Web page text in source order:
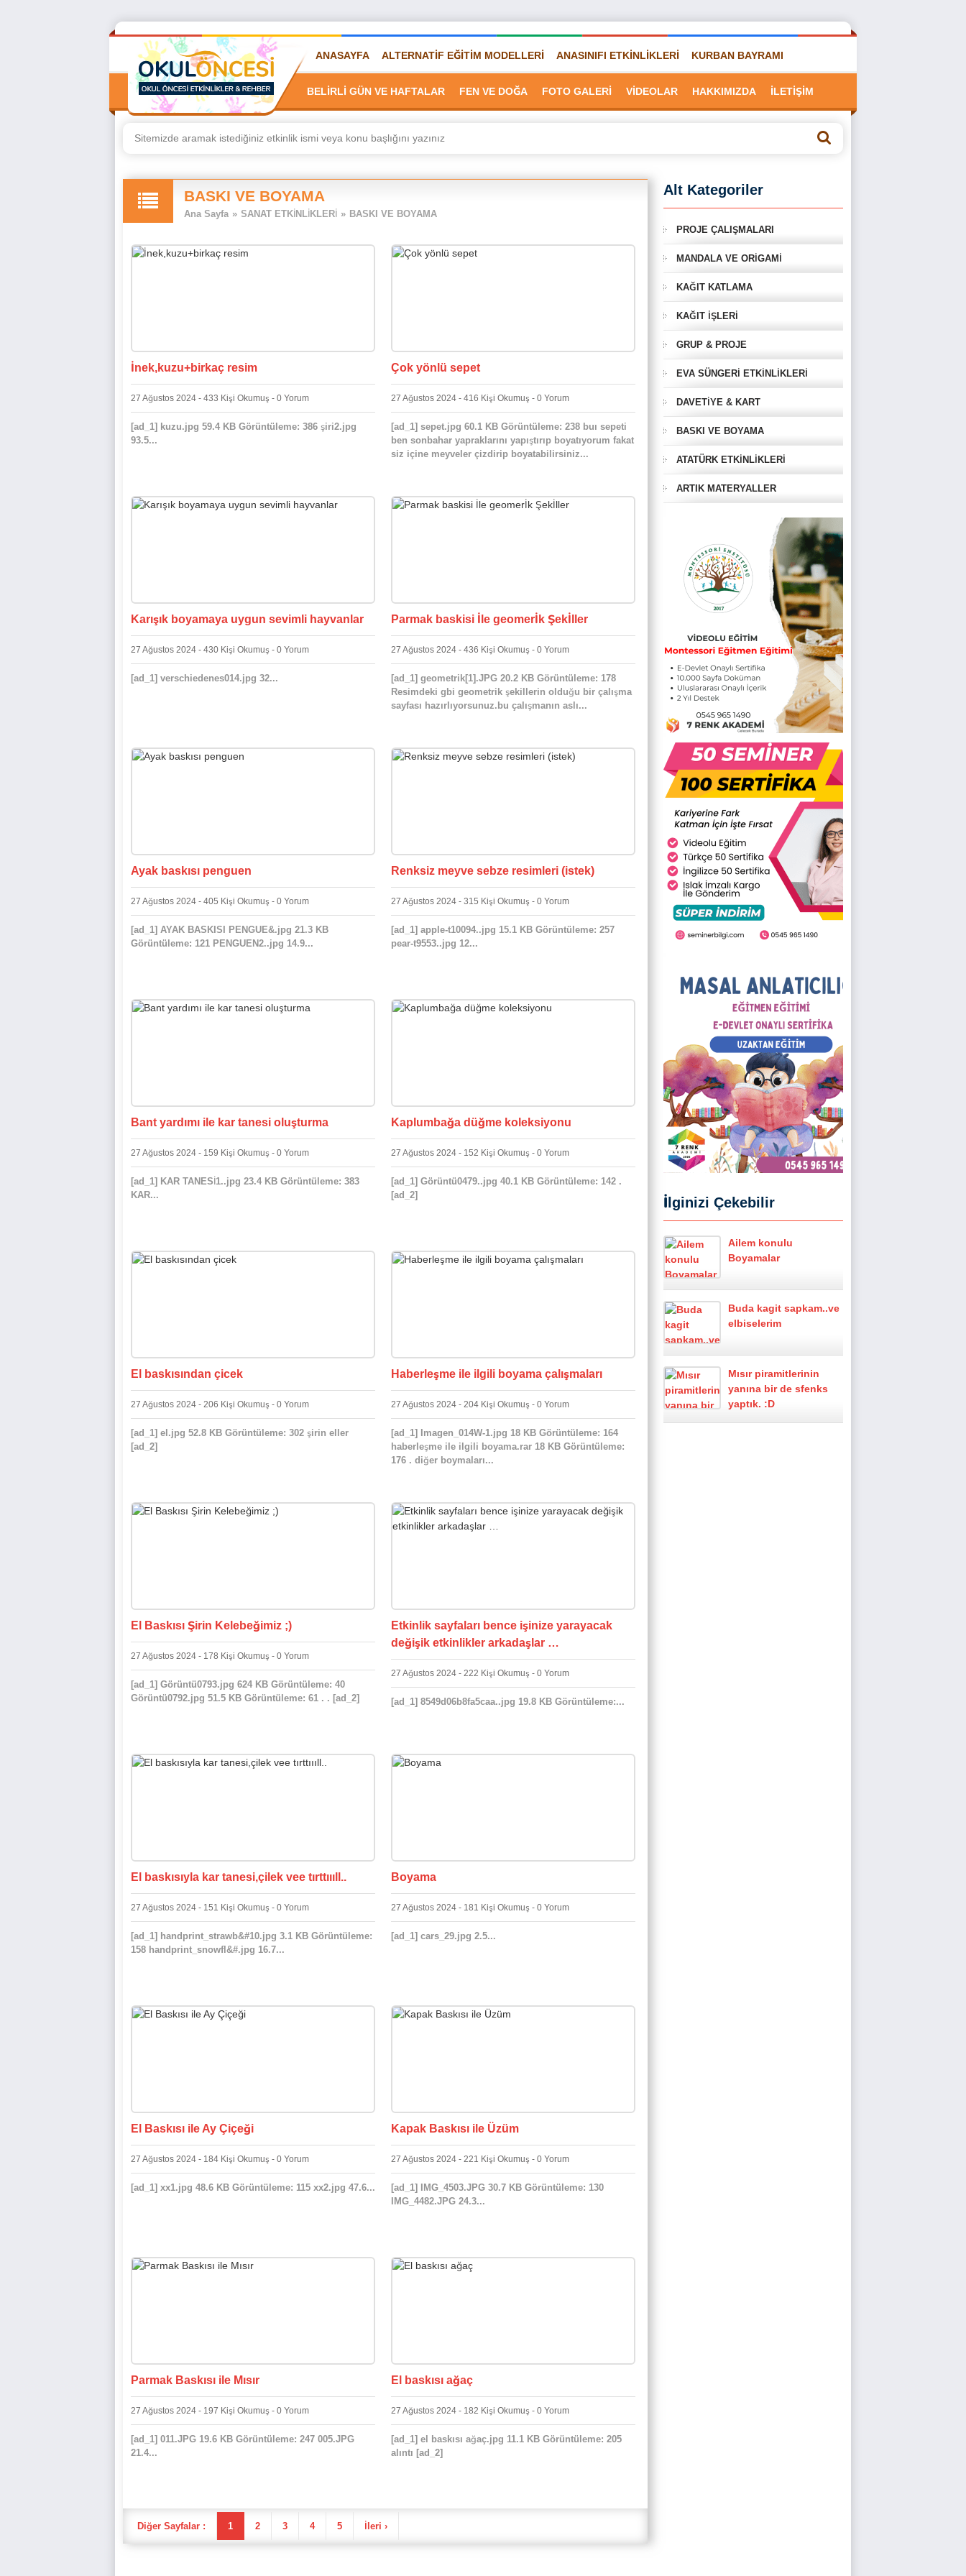
ANASAYFA ALTERNATİF EĞİTİM MODELLERİ ANASINIFI ETKİNLİKLERİ KURBAN BAYRAMI
BELİRLİ GÜN VE HAFTALAR FEN VE DOĞA FOTO GALERİ VİDEOLAR HAKKIMIZDA İLETİŞİM
BASKI VE BOYAMA
Ana Sayfa » SANAT ETKİNLİKLERİ » BASKI VE BOYAMA
İnek,kuzu+birkaç resim
27 Ağustos 2024 - 433 Kişi Okumuş - 0 Yorum
[ad_1] kuzu.jpg 59.4 KB Görüntüleme: 386 şiri2.jpg
93.5...
Çok yönlü sepet
27 Ağustos 2024 - 416 Kişi Okumuş - 0 Yorum
[ad_1] sepet.jpg 60.1 KB Görüntüleme: 238 buı sepeti
ben sonbahar yapraklarını yapıştırıp boyatıyorum fakat
siz içine meyveler çizdirip boyatabilirsiniz...
Karışık boyamaya uygun sevimli hayvanlar
27 Ağustos 2024 - 430 Kişi Okumuş - 0 Yorum
[ad_1] verschiedenes014.jpg 32...
Parmak baskisi İle geomerİk Şekİller
27 Ağustos 2024 - 436 Kişi Okumuş - 0 Yorum
[ad_1] geometrik[1].JPG 20.2 KB Görüntüleme: 178
Resimdeki gbi geometrik şekillerin olduğu bir çalışma
sayfası hazırlıyorsunuz.bu çalışmanın aslı...
Ayak baskısı penguen
27 Ağustos 2024 - 405 Kişi Okumuş - 0 Yorum
[ad_1] AYAK BASKISI PENGUE&.jpg 21.3 KB
Görüntüleme: 121 PENGUEN2..jpg 14.9...
Renksiz meyve sebze resimleri (istek)
27 Ağustos 2024 - 315 Kişi Okumuş - 0 Yorum
[ad_1] apple-t10094..jpg 15.1 KB Görüntüleme: 257
pear-t9553..jpg 12...
Bant yardımı ile kar tanesi oluşturma
27 Ağustos 2024 - 159 Kişi Okumuş - 0 Yorum
[ad_1] KAR TANESİ1..jpg 23.4 KB Görüntüleme: 383
KAR...
Kaplumbağa düğme koleksiyonu
27 Ağustos 2024 - 152 Kişi Okumuş - 0 Yorum
[ad_1] Görüntü0479..jpg 40.1 KB Görüntüleme: 142 .
[ad_2]
El baskısından çicek
27 Ağustos 2024 - 206 Kişi Okumuş - 0 Yorum
[ad_1] el.jpg 52.8 KB Görüntüleme: 302 şirin eller
[ad_2]
Haberleşme ile ilgili boyama çalışmaları
27 Ağustos 2024 - 204 Kişi Okumuş - 0 Yorum
[ad_1] Imagen_014W-1.jpg 18 KB Görüntüleme: 164
haberleşme ile ilgili boyama.rar 18 KB Görüntüleme:
176 . diğer boymaları...
El Baskısı Şirin Kelebeğimiz ;)
27 Ağustos 2024 - 178 Kişi Okumuş - 0 Yorum
[ad_1] Görüntü0793.jpg 624 KB Görüntüleme: 40
Görüntü0792.jpg 51.5 KB Görüntüleme: 61 . . [ad_2]
Etkinlik sayfaları bence işinize yarayacak
değişik etkinlikler arkadaşlar …
27 Ağustos 2024 - 222 Kişi Okumuş - 0 Yorum
[ad_1] 8549d06b8fa5caa..jpg 19.8 KB Görüntüleme:...
El baskısıyla kar tanesi,çilek vee tırttıııll..
27 Ağustos 2024 - 151 Kişi Okumuş - 0 Yorum
[ad_1] handprint_strawb&#10.jpg 3.1 KB Görüntüleme:
158 handprint_snowfl&#.jpg 16.7...
Boyama
27 Ağustos 2024 - 181 Kişi Okumuş - 0 Yorum
[ad_1] cars_29.jpg 2.5...
El Baskısı ile Ay Çiçeği
27 Ağustos 2024 - 184 Kişi Okumuş - 0 Yorum
[ad_1] xx1.jpg 48.6 KB Görüntüleme: 115 xx2.jpg 47.6...
Kapak Baskısı ile Üzüm
27 Ağustos 2024 - 221 Kişi Okumuş - 0 Yorum
[ad_1] IMG_4503.JPG 30.7 KB Görüntüleme: 130
IMG_4482.JPG 24.3...
Parmak Baskısı ile Mısır
27 Ağustos 2024 - 197 Kişi Okumuş - 0 Yorum
[ad_1] 011.JPG 19.6 KB Görüntüleme: 247 005.JPG
21.4...
El baskısı ağaç
27 Ağustos 2024 - 182 Kişi Okumuş - 0 Yorum
[ad_1] el baskısı ağaç.jpg 11.1 KB Görüntüleme: 205
alıntı [ad_2]
Diğer Sayfalar : 1 2 3 4 5 İleri ›
Alt Kategoriler
PROJE ÇALIŞMALARI
MANDALA VE ORİGAMİ
KAĞIT KATLAMA
KAĞIT İŞLERİ
GRUP & PROJE
EVA SÜNGERİ ETKİNLİKLERİ
DAVETİYE & KART
BASKI VE BOYAMA
ATATÜRK ETKİNLİKLERİ
ARTIK MATERYALLER
İlginizi Çekebilir
Ailem konulu
Boyamalar
Buda kagit sapkam..ve
elbiselerim
Mısır piramitlerinin
yanına bir de sfenks
yaptık. :D